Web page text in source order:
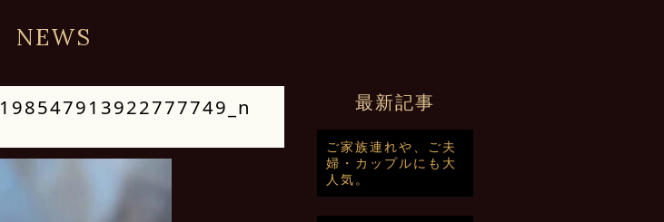
NEWS
最新記事
ご家族連れや、ご夫
婦・カップルにも大
人気。